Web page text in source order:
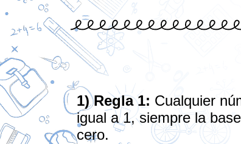
1) Regla 1: Cualquier
igual a 1, siempre la
cero.